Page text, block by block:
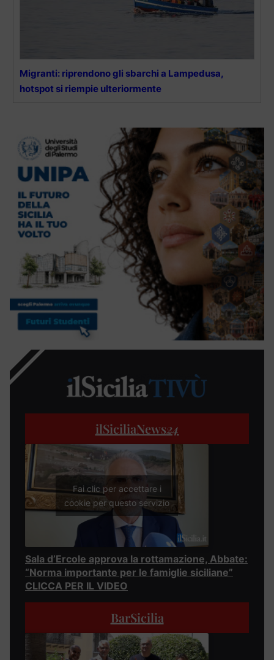
Migranti: riprendono gli sbarchi a Lampedusa,
hotspot si riempie ulteriormente
ilSiciliaNews24
Fai clic per accettare i
cookie per questo servizio
Sala d’Ercole approva la rottamazione, Abbate:
“Norma importante per le famiglie siciliane”
CLICCA PER IL VIDEO
BarSicilia